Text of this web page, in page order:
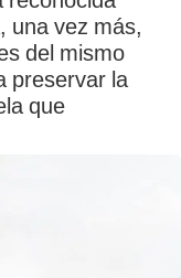
una vez más,
del mismo
preservar la
que